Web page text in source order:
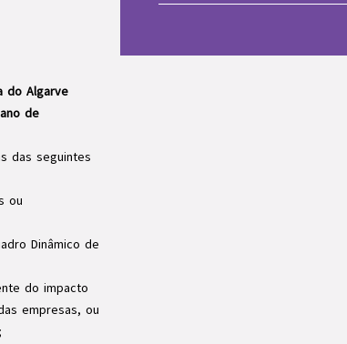
do Algarve
de
das seguintes
ou
Dinâmico de
do impacto
empresas, ou